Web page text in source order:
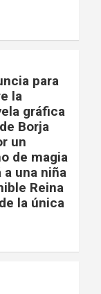
para
la
gráfica
Borja
un
de magia
una niña
Reina
la única